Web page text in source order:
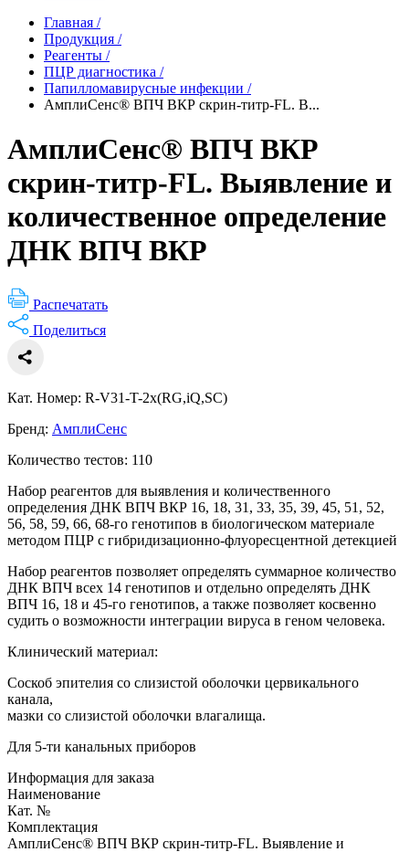
Главная /
Продукция /
Реагенты /
ПЦР диагностика /
Папилломавирусные инфекции /
АмплиСенс® ВПЧ ВКР скрин-титр-FL. В...
АмплиСенс® ВПЧ ВКР
скрин-титр-FL. Выявление и
количественное определение
ДНК ВПЧ ВКР
Распечатать
Поделиться
Кат. Номер: R-V31-T-2x(RG,iQ,SC)
Бренд: АмплиСенс
Количество тестов: 110
Набор реагентов для выявления и количественного
определения ДНК ВПЧ ВКР 16, 18, 31, 33, 35, 39, 45, 51, 52,
56, 58, 59, 66, 68-го генотипов в биологическом материале
методом ПЦР с гибридизационно-флуоресцентной детекцией
Набор реагентов позволяет определять суммарное количество
ДНК ВПЧ всех 14 генотипов и отдельно определять ДНК
ВПЧ 16, 18 и 45-го генотипов, а также позволяет косвенно
судить о возможности интеграции вируса в геном человека.
Клинический материал:
Соскоб эпителия со слизистой оболочки цервикального
канала,
мазки со слизистой оболочки влагалища.
Для 5-ти канальных приборов
Информация для заказа
Наименование
Кат. №
Комплектация
АмплиСенс® ВПЧ ВКР скрин-титр-FL. Выявление и